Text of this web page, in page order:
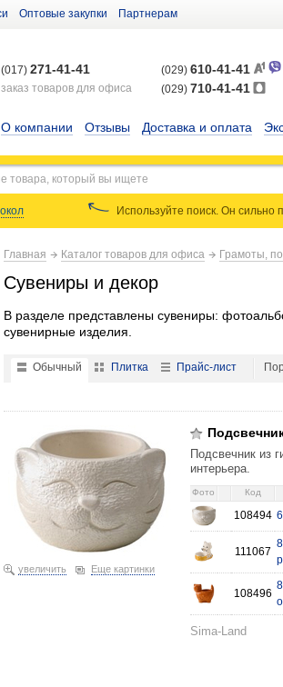
Оптовые закупки Партнерам
(017) 271-41-41
заказ товаров для офиса
(029) 610-41-41
(029) 710-41-41
О компании Отзывы Доставка и оплата
Используйте поиск. Он сильно
Главная Каталог товаров для офиса Грамоты,
Сувениры и декор
В разделе представлены сувениры:
сувенирные изделия.
Обычный Плитка Прайс-лист
увеличить Еще картинки
Подсвечник из
интерьера.
Фото Код
108494
111067
108496
Sima-Land